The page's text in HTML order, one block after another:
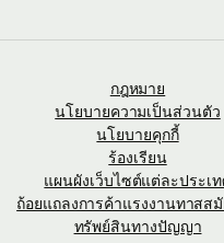
กฎหมาย
นโยบายความเป็นส่วนตัว
นโยบายคุกกี้
ร้องเรียน
แผนผังเว็บไซต์แต่ละประเ
ถ้อยแถลงการค้าแรงงานทาสส
ทรัพย์สินทางปัญญา